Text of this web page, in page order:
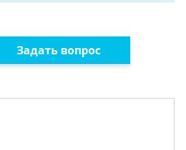
Задать вопрос